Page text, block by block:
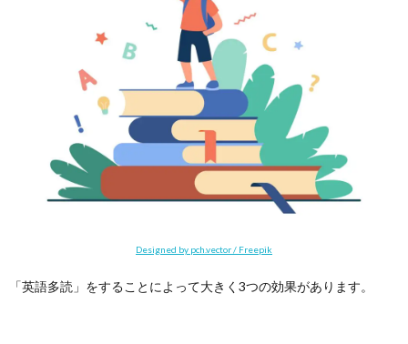
Designed by pch.vector / Freepik
「英語多読」をすることによって大きく3つの効果があります。